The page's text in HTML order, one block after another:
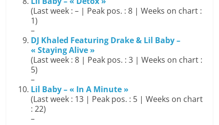
(Last week : – | Peak pos. : 8 | Weeks on chart :
1)
–
DJ Khaled Featuring Drake & Lil Baby –
« Staying Alive »
(Last week : 8 | Peak pos. : 3 | Weeks on chart :
5)
–
Lil Baby – « In A Minute »
(Last week : 13 | Peak pos. : 5 | Weeks on chart
: 22)
–